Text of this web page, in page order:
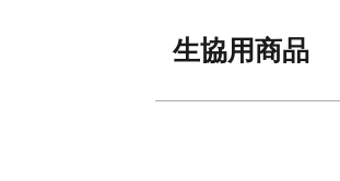
生協用商品